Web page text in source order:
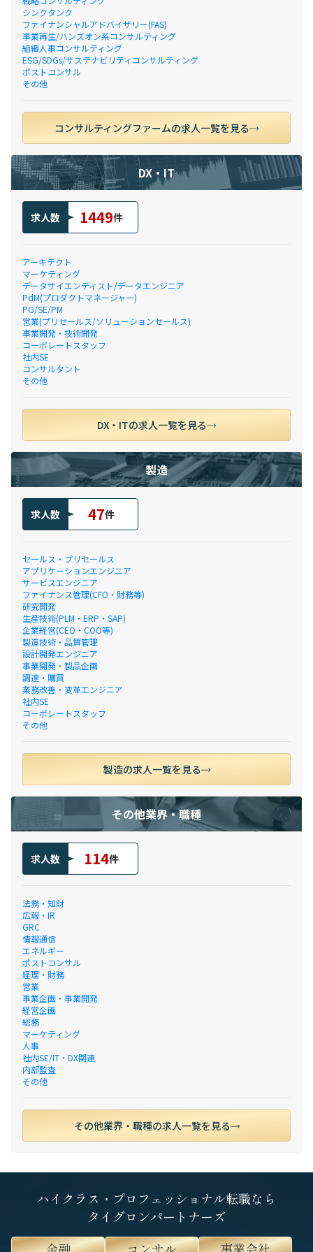
シンクタンク
ファイナンシャルアドバイザリー(FAS)
事業再生/ハンズオン系コンサルティング
組織人事コンサルティング
ESG/SDGs/サステナビリティコンサルティング
ポストコンサル
その他
コンサルティングファームの求人一覧を見る
DX・IT
求人数 1449件
アーキテクト
マーケティング
データサイエンティスト/データエンジニア
PdM(プロダクトマネージャー)
PG/SE/PM
営業(プリセールス/ソリューションセールス)
事業開発・技術開発
コーポレートスタッフ
社内SE
コンサルタント
その他
DX・ITの求人一覧を見る
製造
求人数 47件
セールス・プリセールス
アプリケーションエンジニア
サービスエンジニア
ファイナンス管理(CFO・財務等)
研究開発
生産技術(PLM・ERP・SAP)
企業経営(CEO・COO等)
製造技術・品質管理
設計開発エンジニア
事業開発・製品企画
調達・購買
業務改善・変革エンジニア
社内SE
コーポレートスタッフ
その他
製造の求人一覧を見る
その他業界・職種
求人数 114件
法務・知財
広報・IR
GRC
情報通信
エネルギー
ポストコンサル
経理・財務
営業
事業企画・事業開発
経営企画
総務
マーケティング
人事
社内SE/IT・DX関連
内部監査
その他
その他業界・職種の求人一覧を見る
ハイクラス・プロフェッショナル転職なら
タイグロンパートナーズ